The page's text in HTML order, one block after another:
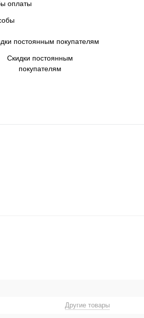
Скидки постоянным
покупателям
Другие товары